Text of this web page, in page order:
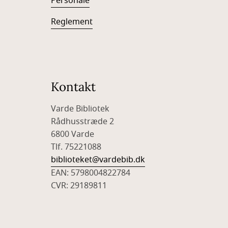
Reglement
Kontakt
Varde Bibliotek
Rådhusstræde 2
6800 Varde
Tlf. 75221088
biblioteket@vardebib.dk
EAN: 5798004822784
CVR: 29189811